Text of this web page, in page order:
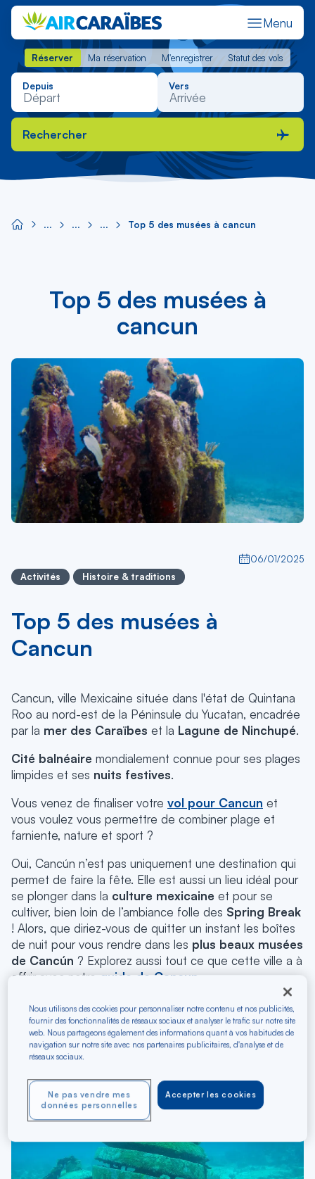
Menu
Réserver Ma réservation M'enregistrer Statut des vols
Réserver Ma réservation M'enregistrer Statut des vols
Depuis Vers
Rechercher
Top 5 des musées à cancun
Top 5 des musées à
cancun
06/01/2025
Activités
Histoire & traditions
Top 5 des musées à
Cancun
Cancun, ville Mexicaine située dans l'état de Quintana
Roo au nord-est de la Péninsule du Yucatan, encadrée
par la mer des Caraïbes et la Lagune de Ninchupé.
Cité balnéaire mondialement connue pour ses plages
limpides et ses nuits festives.
Vous venez de finaliser votre vol pour Cancun et
vous voulez vous permettre de combiner plage et
farniente, nature et sport ?
Oui, Cancún n’est pas uniquement une destination qui
permet de faire la fête. Elle est aussi un lieu idéal pour
se plonger dans la culture mexicaine et pour se
cultiver, bien loin de l’ambiance folle des Spring Break
! Alors, que diriez-vous de quitter un instant les boîtes
de nuit pour vous rendre dans les plus beaux musées
de Cancún ? Explorez aussi tout ce que cette ville a à
offrir avec notre guide de Cancun
El Museo Subacuático de
Arte (MUSA)
Nous utilisons des cookies pour personnaliser notre contenu et nos publicités,
fournir des fonctionnalités de réseaux sociaux et analyser le trafic sur notre site
web. Nous partageons également des informations quant à vos habitudes de
navigation sur notre site avec nos partenaires publicitaires, d'analyse et de
réseaux sociaux.
Accepter les cookies
Ne pas vendre mes
données personnelles